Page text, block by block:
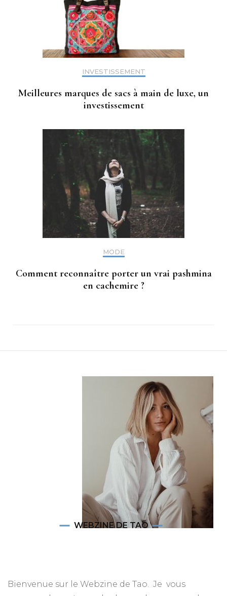
INVESTISSEMENT
Meilleures marques de sacs à main de luxe, un
investissement
MODE
Comment reconnaître porter un vrai pashmina
en cachemire ?
WEBZINE DE TAO
Bienvenue sur le Webzine de Tao. Je vous